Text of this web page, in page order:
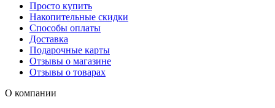
Просто купить
Накопительные скидки
Способы оплаты
Доставка
Подарочные карты
Отзывы о магазине
Отзывы о товарах
О компании